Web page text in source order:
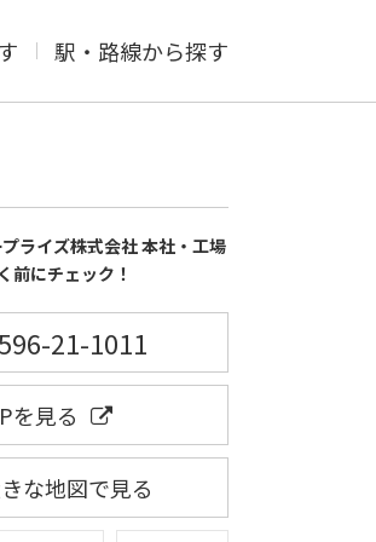
駅・路線から探す
ライズ株式会社 本社・工場
前にチェック！
21-1011
を見る
な地図で見る